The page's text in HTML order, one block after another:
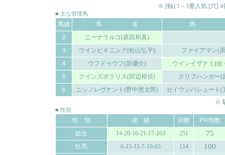
※ [軸] 1～3番人気 [穴] 4
■ 主な管理馬
馬歳 馬 名
馬
２
ニーナラルゴ(原田和真)
３
ウインビギニング(松山弘平)
ファイアマン(
４
ウフドゥウフ(原優介)
ウインイザナミ(佐
５
クインズポラリス(田辺裕信)
クリフハンガー(
６
ニシノレヴナント(野中悠太郎)
セイウンパシュート(
※
■ 性別
性 別 成 績 回数
PW指数
総合
14-20-16-21-17-163 251 75
牡馬 6-15-11-7-10-65 114 100